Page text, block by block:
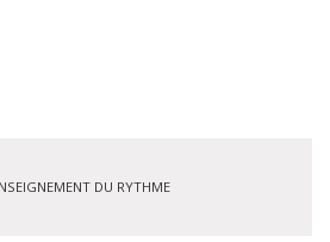
DU RYTHME